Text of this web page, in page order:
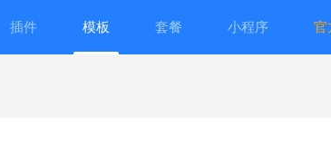
插件 模板 套餐 小程序 官